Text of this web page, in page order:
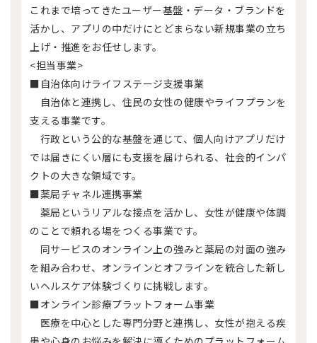
これまで培ってきたユーザー基盤・データ・ブランドを
活かし、アプリの中だけにとどまらない新規事業の立ち
上げ・推進をお任せします。
<担当事業>
■自治体向けライフステージ支援事業
自治体と連携し、住民の女性の健康やライフプランを
支える事業です。
行政という公的な基盤を通じて、個人向けアプリだけ
では届きにくい層にも支援を届けられる、社会的インパ
クトの大きな領域です。
■薬局チャネル連携事業
薬局というリアルな接点を活かし、女性が健康や体調
のことで頼れる場をつくる事業です。
同サービスのオンライン上の強みと薬局の対面の強み
を組み合わせ、オンラインとオフラインを統合した新し
いヘルスケア体験づくりに挑戦します。
■オンライン診療プラットフォーム事業
医療を中心とした専門分野と連携し、女性が抱える疾